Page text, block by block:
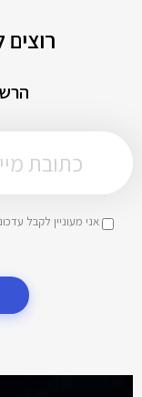
אני מעוניין לקבל